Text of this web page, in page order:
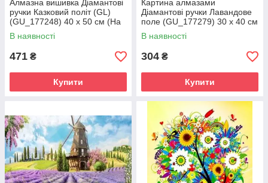
Алмазна вишивка Діамантові
ручки Казковий політ (GL)
(GU_177248) 40 х 50 см (На
підрамнику)
В наявності
471 ₴
Купити
Картина алмазами
Діамантові ручки Лавандове
поле (GU_177279) 30 х 40 см
(На підрамнику)
В наявності
304 ₴
Купити